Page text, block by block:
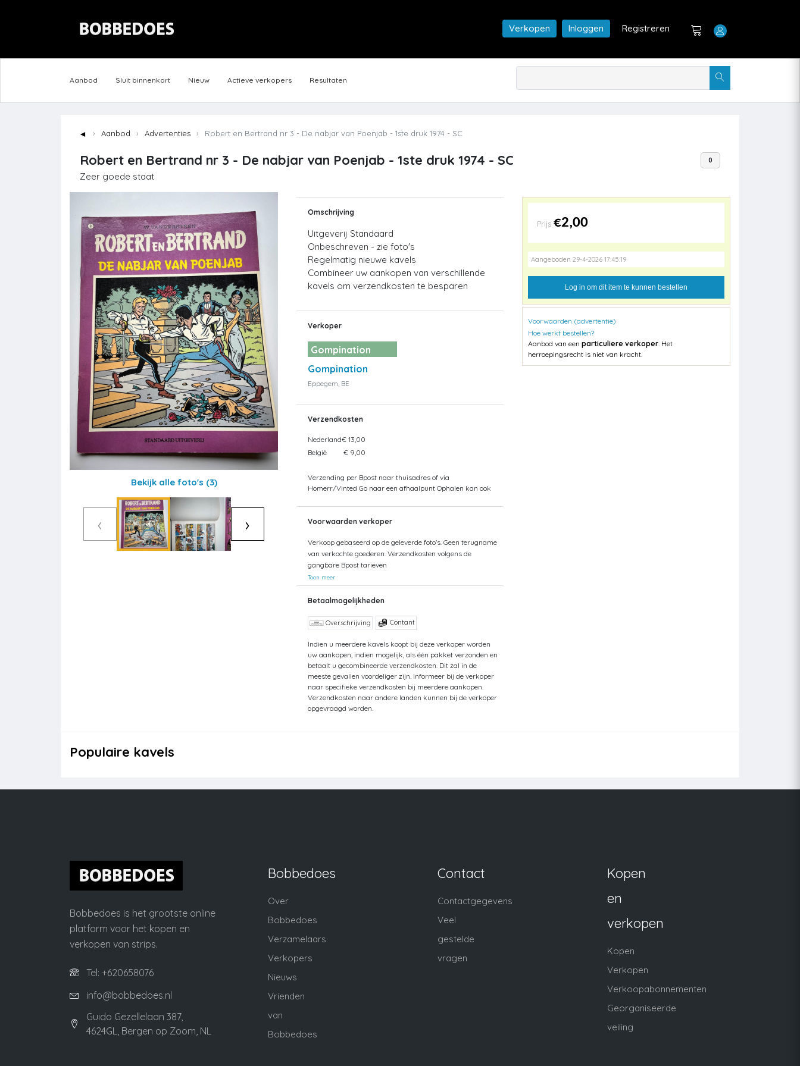
Verkopen Inloggen Registreren
Aanbod Sluit binnenkort Nieuw Actieve verkopers Resultaten
◄ Aanbod Advertenties Robert en Bertrand nr 3 - De nabjar van Poenjab - 1ste druk 1974 - SC
Robert en Bertrand nr 3 - De nabjar van Poenjab - 1ste druk 1974 - SC
Zeer goede staat
0
Bekijk alle foto's (3)
‹ ›
Omschrijving
Uitgeverij Standaard
Onbeschreven - zie foto's
Regelmatig nieuwe kavels
Combineer uw aankopen van verschillende
kavels om verzendkosten te besparen
Verkoper
Gompination
Gompination
Eppegem, BE
Verzendkosten
Nederland€ 13,00
België
€ 9,00
Verzending per Bpost naar thuisadres of via
Homerr/Vinted Go naar een afhaalpunt Ophalen kan ook
Voorwaarden verkoper
Verkoop gebaseerd op de geleverde foto's. Geen terugname
van verkochte goederen. Verzendkosten volgens de
gangbare Bpost tarieven
Toon meer
Betaalmogelijkheden
Overschrijving Contant
Indien u meerdere kavels koopt bij deze verkoper worden
uw aankopen, indien mogelijk, als één pakket verzonden en
betaalt u gecombineerde verzendkosten. Dit zal in de
meeste gevallen voordeliger zijn. Informeer bij de verkoper
naar specifieke verzendkosten bij meerdere aankopen.
Verzendkosten naar andere landen kunnen bij de verkoper
opgevraagd worden.
Prijs €2,00
Aangeboden 29-4-2026 17:45:19
Log in om dit item te kunnen bestellen
Voorwaarden (advertentie)
Hoe werkt bestellen?
Aanbod van een particuliere verkoper. Het
herroepingsrecht is niet van kracht.
Populaire kavels
Bobbedoes is het grootste online
platform voor het kopen en
verkopen van strips.
Tel: +620658076
info@bobbedoes.nl
Guido Gezellelaan 387,
4624GL, Bergen op Zoom, NL
Bobbedoes
Over
Bobbedoes
Verzamelaars
Verkopers
Nieuws
Vrienden
van
Bobbedoes
Contact
Contactgegevens
Veel
gestelde
vragen
Kopen
en
verkopen
Kopen
Verkopen
Verkoopabonnementen
Georganiseerde
veiling